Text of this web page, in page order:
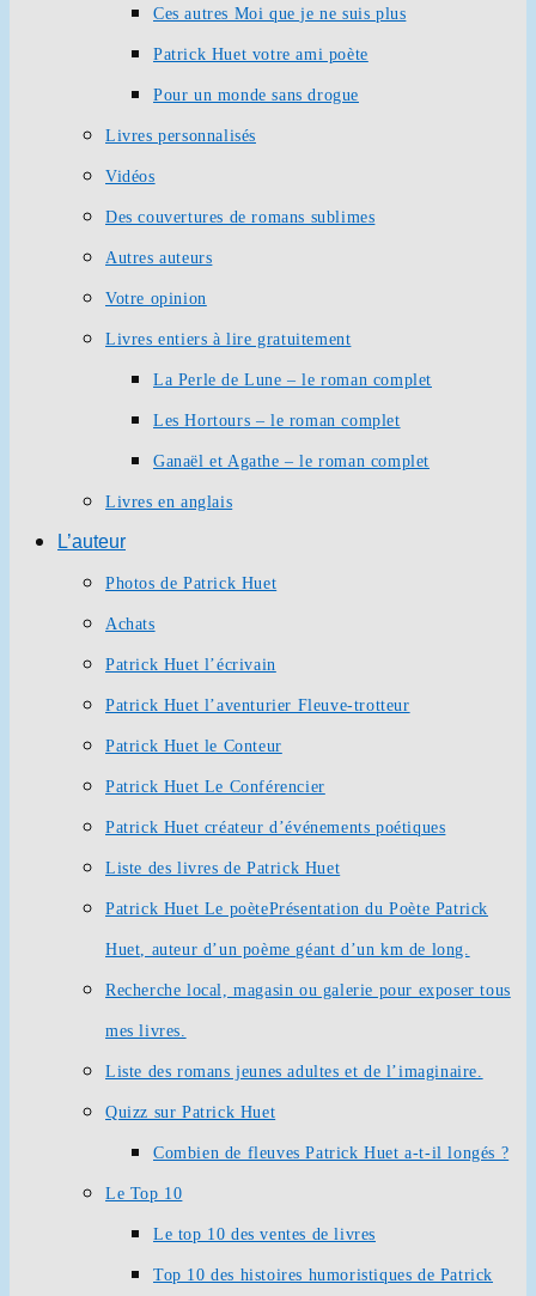
Ces autres Moi que je ne suis plus
Patrick Huet votre ami poète
Pour un monde sans drogue
Livres personnalisés
Vidéos
Des couvertures de romans sublimes
Autres auteurs
Votre opinion
Livres entiers à lire gratuitement
La Perle de Lune – le roman complet
Les Hortours – le roman complet
Ganaël et Agathe – le roman complet
Livres en anglais
L’auteur
Photos de Patrick Huet
Achats
Patrick Huet l’écrivain
Patrick Huet l’aventurier Fleuve-trotteur
Patrick Huet le Conteur
Patrick Huet Le Conférencier
Patrick Huet créateur d’événements poétiques
Liste des livres de Patrick Huet
Patrick Huet Le poètePrésentation du Poète Patrick
Huet, auteur d’un poème géant d’un km de long.
Recherche local, magasin ou galerie pour exposer tous
mes livres.
Liste des romans jeunes adultes et de l’imaginaire.
Quizz sur Patrick Huet
Combien de fleuves Patrick Huet a-t-il longés ?
Le Top 10
Le top 10 des ventes de livres
Top 10 des histoires humoristiques de Patrick